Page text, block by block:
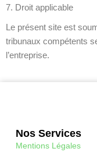
7. Droit applicable
Le présent site est
tribunaux compétents
l’entreprise.
Nos Services
Mentions Légales